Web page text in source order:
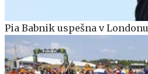
Pia Babnik uspešna v Londonu